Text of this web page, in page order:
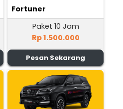
Fortuner
Paket 10 Jam
Rp 1.500.000
Pesan Sekarang